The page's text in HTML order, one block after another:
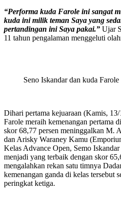
“Performa kuda Farole ini sangat
kuda ini milik teman Saya yang
pertandingan ini Saya pakai.” Ujar
11 tahun pengalaman menggeluti
Seno Iskandar dan kuda Farole
Dihari pertama kejuaraan (Kamis,
Farole meraih kemenangan pertama
skor 68,77 persen meninggalkan M.
dan Arisky Waraney Kamu
Kelas Advance Open, Semo
menjadi yang terbaik dengan skor
mengalahkan rekan satu timnya
kemenangan ganda di kelas tersebut
peringkat ketiga.